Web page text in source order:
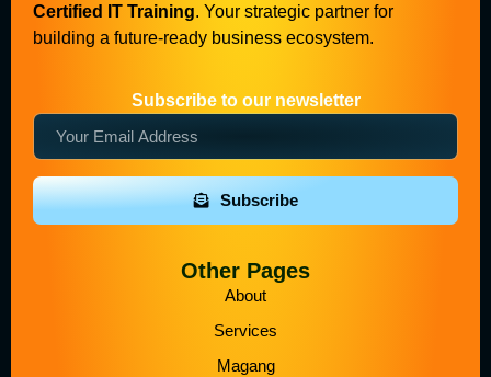
Certified IT Training. Your strategic partner for
building a future-ready business ecosystem.
Subscribe to our newsletter
Subscribe
Other Pages
About
Services
Magang